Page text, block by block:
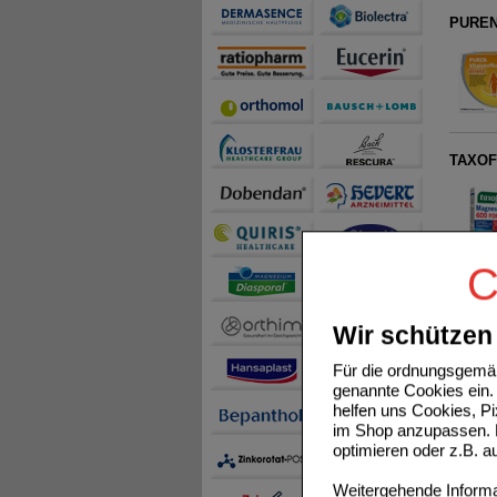
Wir
Für die
genannte Cookies
helfen uns Cookies,
im Shop anzupassen.
optimieren oder z.B.
Weitergehende